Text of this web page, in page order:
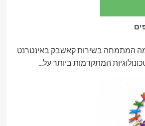
המתמחה בשירות קאשבק באינטרנט
המתקדמות ביותר על...